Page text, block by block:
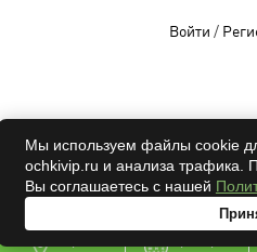
Войти /
OCHKIVIP
Все права
Мы используем файлы cookie
ochkivip.ru и анализа трафика.
Вы соглашаетесь с нашей